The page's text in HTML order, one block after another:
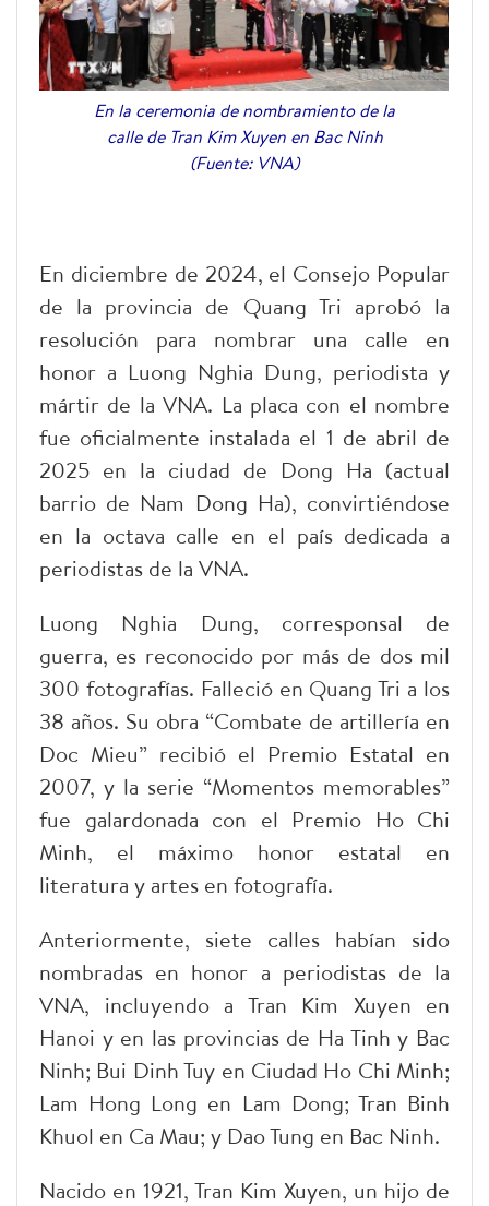
En la ceremonia de nombramiento de la
calle de Tran Kim Xuyen en Bac Ninh
(Fuente: VNA)
En diciembre de 2024, el Consejo Popular
de la provincia de Quang Tri aprobó la
resolución para nombrar una calle en
honor a Luong Nghia Dung, periodista y
mártir de la VNA. La placa con el nombre
fue oficialmente instalada el 1 de abril de
2025 en la ciudad de Dong Ha (actual
barrio de Nam Dong Ha), convirtiéndose
en la octava calle en el país dedicada a
periodistas de la VNA.
Luong Nghia Dung, corresponsal de
guerra, es reconocido por más de dos mil
300 fotografías. Falleció en Quang Tri a los
38 años. Su obra “Combate de artillería en
Doc Mieu” recibió el Premio Estatal en
2007, y la serie “Momentos memorables”
fue galardonada con el Premio Ho Chi
Minh, el máximo honor estatal en
literatura y artes en fotografía.
Anteriormente, siete calles habían sido
nombradas en honor a periodistas de la
VNA, incluyendo a Tran Kim Xuyen en
Hanoi y en las provincias de Ha Tinh y Bac
Ninh; Bui Dinh Tuy en Ciudad Ho Chi Minh;
Lam Hong Long en Lam Dong; Tran Binh
Khuol en Ca Mau; y Dao Tung en Bac Ninh.
Nacido en 1921, Tran Kim Xuyen, un hijo de